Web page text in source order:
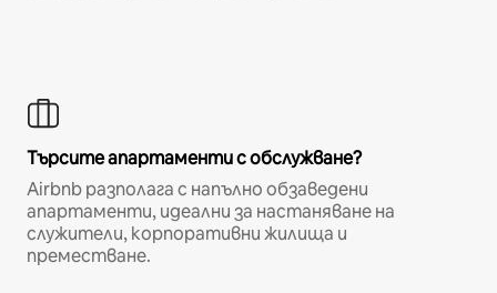
Търсите апартаменти с обслужване?
Airbnb разполага с напълно обзаведени
апартаменти, идеални за настаняване на
служители, корпоративни жилища и
преместване.